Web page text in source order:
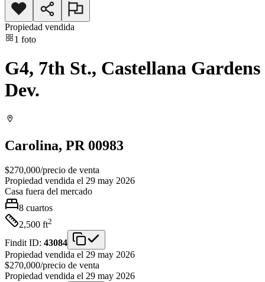
Propiedad vendida
1 foto
G4, 7th St., Castellana Gardens
Dev.
Carolina, PR 00983
$270,000/precio de venta
Propiedad vendida el 29 may 2026
Casa fuera del mercado
8 cuartos
2,500 ft2
Findit ID: 43084
Propiedad vendida el 29 may 2026
$270,000/precio de venta
Propiedad vendida el 29 may 2026